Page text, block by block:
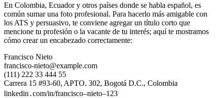
En Colombia, Ecuador y otros países donde se habla español, es
común sumar una foto profesional. Para hacerlo más amigable con
los ATS y persuasivo, te conviene agregar un título corto que
mencione tu profesión o la vacante de tu interés; aquí te mostramos
cómo crear un encabezado correctamente:
Francisco Nieto
francisco-nieto@example.com
(111) 222 33 444 55
Carrera 15 #93-60, APTO. 302, Bogotá D.C., Colombia
linkedin․com/in/francisco–nieto–123